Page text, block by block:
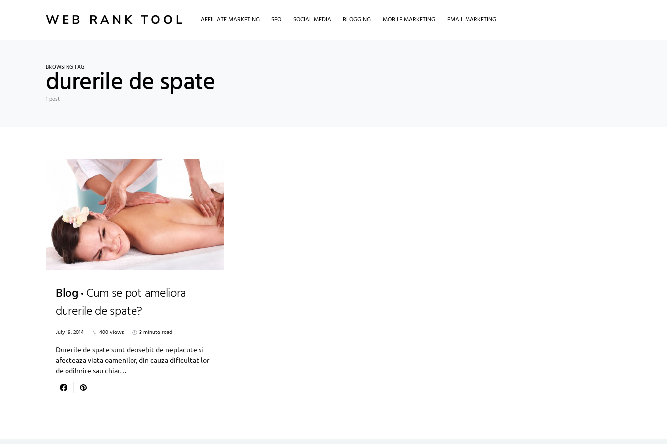
WEB RANK TOOL AFFILIATE MARKETING SEO SOCIAL MEDIA BLOGGING MOBILE MARKETING EMAIL MARKETING
BROWSING TAG
durerile de spate
1 post
Blog Cum se pot ameliora
durerile de spate?
July 19, 2014 400 views
3 minute read
Durerile de spate sunt deosebit de neplacute si
afecteaza viata oamenilor, din cauza dificultatilor
de odihnire sau chiar…